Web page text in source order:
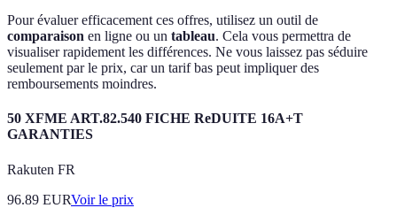
Pour évaluer efficacement ces offres, utilisez un outil de
comparaison en ligne ou un tableau. Cela vous permettra de
visualiser rapidement les différences. Ne vous laissez pas séduire
seulement par le prix, car un tarif bas peut impliquer des
remboursements moindres.
50 XFME ART.82.540 FICHE ReDUITE 16A+T
GARANTIES
Rakuten FR
96.89 EURVoir le prix